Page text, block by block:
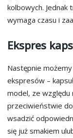
kolbowych.
wymaga czasu i
Ekspres
Następnie
ekspresów –
model, ze względu
przeciwieństwie
wsadzić
się już smakiem